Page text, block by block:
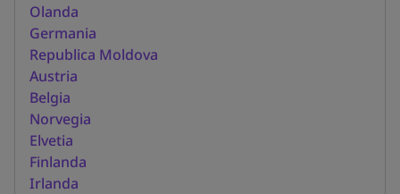
Olanda
Germania
Republica Moldova
Austria
Belgia
Norvegia
Elvetia
Finlanda
Irlanda